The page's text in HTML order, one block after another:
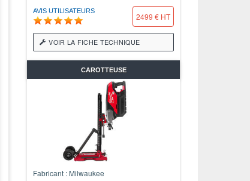
AVIS UTILISATEURS
2499 € HT
VOIR LA FICHE TECHNIQUE
CAROTTEUSE
Fabricant : Milwaukee